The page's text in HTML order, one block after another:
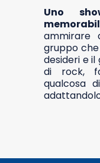
Uno
ammirare
gruppo
desideri e il
di rock,
qualcosa